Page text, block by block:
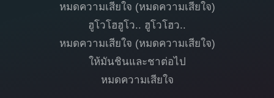
หมดความเสียใจ (หมดความเสียใจ)
ฮูโวโฮฮูโว.. ฮูโวโฮว..
หมดความเสียใจ (หมดความเสียใจ)
ให้มันชินและชาต่อไป
หมดความเสียใจ